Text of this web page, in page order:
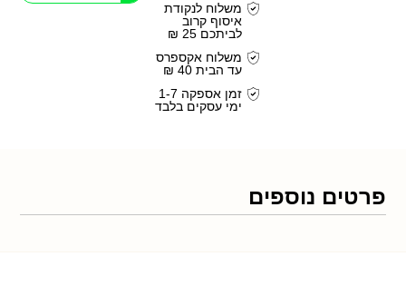
משלוח לנקודת
איסוף קרוב
לביתכם 25 ₪
משלוח אקספרס
עד הבית 40 ₪
זמן אספקה 1-7
ימי עסקים בלבד
פרטים נוספים